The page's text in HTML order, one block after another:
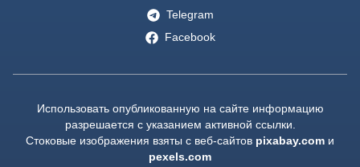
Telegram
Facebook
Использовать опубликованную на сайте информацию
разрешается с указанием активной ссылки.
Стоковые изображения взяты с веб-сайтов pixabay.com и
pexels.com